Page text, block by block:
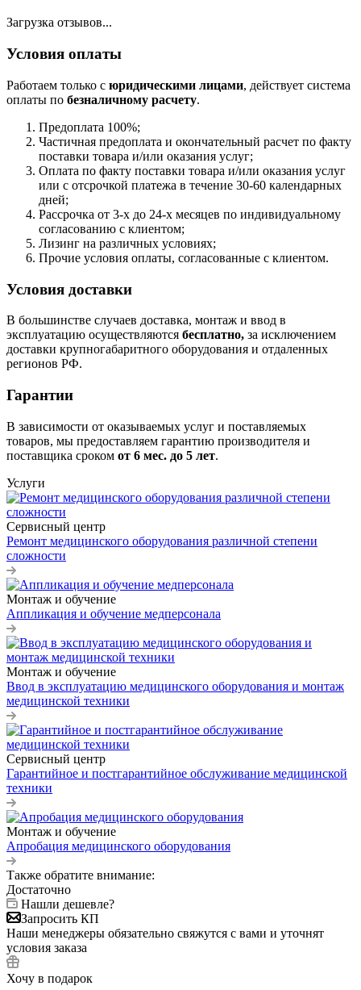
Загрузка отзывов...
Условия оплаты
Работаем только с юридическими лицами, действует система
оплаты по безналичному расчету.
Предоплата 100%;
Частичная предоплата и окончательный расчет по факту
поставки товара и/или оказания услуг;
Оплата по факту поставки товара и/или оказания услуг
или с отсрочкой платежа в течение 30-60 календарных
дней;
Рассрочка от 3-х до 24-х месяцев по индивидуальному
согласованию с клиентом;
Лизинг на различных условиях;
Прочие условия оплаты, согласованные с клиентом.
Условия доставки
В большинстве случаев доставка, монтаж и ввод в
эксплуатацию осуществляются бесплатно, за исключением
доставки крупногабаритного оборудования и отдаленных
регионов РФ.
Гарантии
В зависимости от оказываемых услуг и поставляемых
товаров, мы предоставляем гарантию производителя и
поставщика сроком от 6 мес. до 5 лет.
Услуги
Сервисный центр
Ремонт медицинского оборудования различной степени
сложности
Монтаж и обучение
Аппликация и обучение медперсонала
Монтаж и обучение
Ввод в эксплуатацию медицинского оборудования и монтаж
медицинской техники
Сервисный центр
Гарантийное и постгарантийное обслуживание медицинской
техники
Монтаж и обучение
Апробация медицинского оборудования
Также обратите внимание:
Достаточно
Нашли дешевле?
Запросить КП
Наши менеджеры обязательно свяжутся с вами и уточнят
условия заказа
Хочу в подарок